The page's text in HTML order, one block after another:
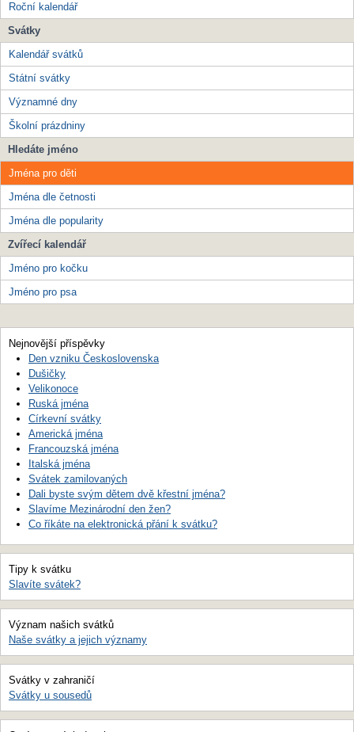
Roční kalendář
Svátky
Kalendář svátků
Státní svátky
Významné dny
Školní prázdniny
Hledáte jméno
Jména pro děti
Jména dle četnosti
Jména dle popularity
Zvířecí kalendář
Jméno pro kočku
Jméno pro psa
Nejnovější příspěvky
Den vzniku Československa
Dušičky
Velikonoce
Ruská jména
Církevní svátky
Americká jména
Francouzská jména
Italská jména
Svátek zamilovaných
Dali byste svým dětem dvě křestní jména?
Slavíme Mezinárodní den žen?
Co říkáte na elektronická přání k svátku?
Tipy k svátku
Slavíte svátek?
Význam našich svátků
Naše svátky a jejich významy
Svátky v zahraničí
Svátky u sousedů